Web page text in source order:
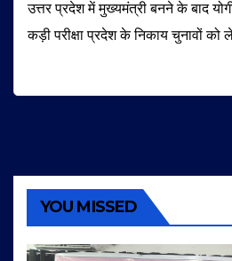
उत्तर प्रदेश में मुख्यमंत्री बनने के बाद
कड़ी परीक्षा प्रदेश के निकाय चुनावों
YOU MISSED